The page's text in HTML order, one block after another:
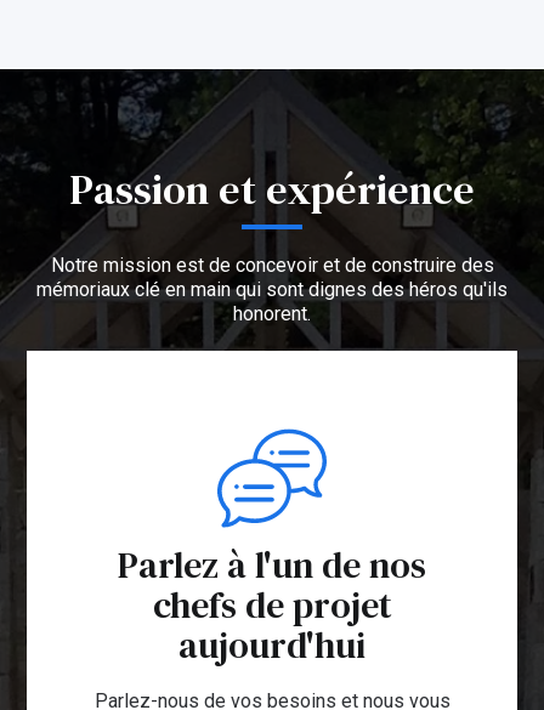
Passion et expérience
Notre mission est de concevoir et de construire des
mémoriaux clé en main qui sont dignes des héros qu'ils
honorent.
Parlez à l'un de nos
chefs de projet
aujourd'hui
Parlez-nous de vos besoins et nous vous